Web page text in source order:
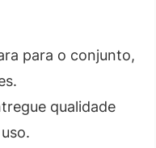
para o conjunto,
qualidade